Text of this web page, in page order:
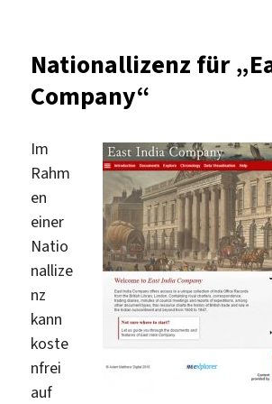
und
Test
Nationallizenz für
Company“
Im
Rahm
en
einer
Natio
nallize
nz
kann
koste
nfrei
auf